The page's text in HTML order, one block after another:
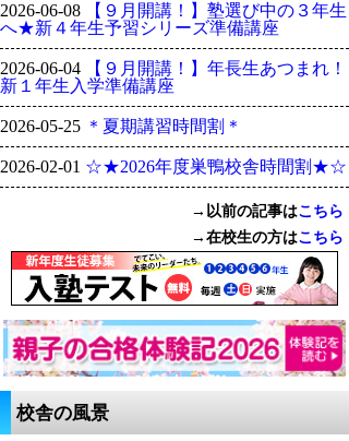
2026-06-08
【９月開講！】塾選び中の３年生
へ★新４年生予習シリーズ準備講座
2026-06-04
【９月開講！】年長生あつまれ！
新１年生入学準備講座
2026-05-25 ＊夏期講習時間割＊
2026-02-01 ☆★2026年度巣鴨校舎時間割★☆
→以前の記事はこちら
→在校生の方はこちら
校舎の風景